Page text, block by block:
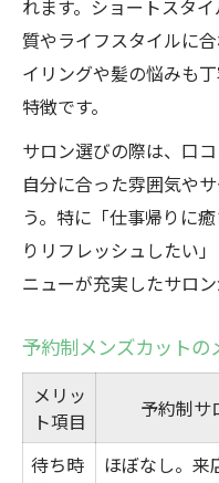
れます。ショートスタ
質やライフスタイルに
イリングや髪の悩みも
特徴です。
サロン選びの際は、口
自分に合った雰囲気や
う。特に「仕事帰りに
りリフレッシュしたい
ニューが充実したサロン
予約制メンズカットの
メリッ
ト項目
予約制サ
待ち時
ほぼなし。来